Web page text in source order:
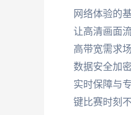
网络体验的
让高清画面
高带宽需求
数据安全加
实时保障与
键比赛时刻